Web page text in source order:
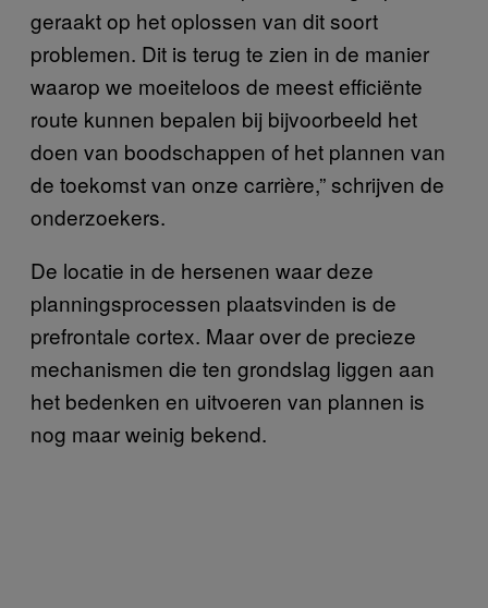
geraakt op het oplossen van dit soort
problemen. Dit is terug te zien in de manier
waarop we moeiteloos de meest efficiënte
route kunnen bepalen bij bijvoorbeeld het
doen van boodschappen of het plannen van
de toekomst van onze carrière,” schrijven de
onderzoekers.
De locatie in de hersenen waar deze
planningsprocessen plaatsvinden is de
prefrontale cortex. Maar over de precieze
mechanismen die ten grondslag liggen aan
het bedenken en uitvoeren van plannen is
nog maar weinig bekend.